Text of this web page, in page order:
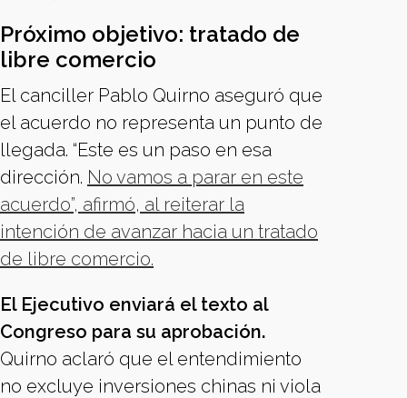
Próximo objetivo: tratado de
libre comercio
El canciller Pablo Quirno aseguró que
el acuerdo no representa un punto de
llegada. “Este es un paso en esa
dirección. No vamos a parar en este
acuerdo”, afirmó, al reiterar la
intención de avanzar hacia un tratado
de libre comercio.
El Ejecutivo enviará el texto al
Congreso para su aprobación.
Quirno aclaró que el entendimiento
no excluye inversiones chinas ni viola